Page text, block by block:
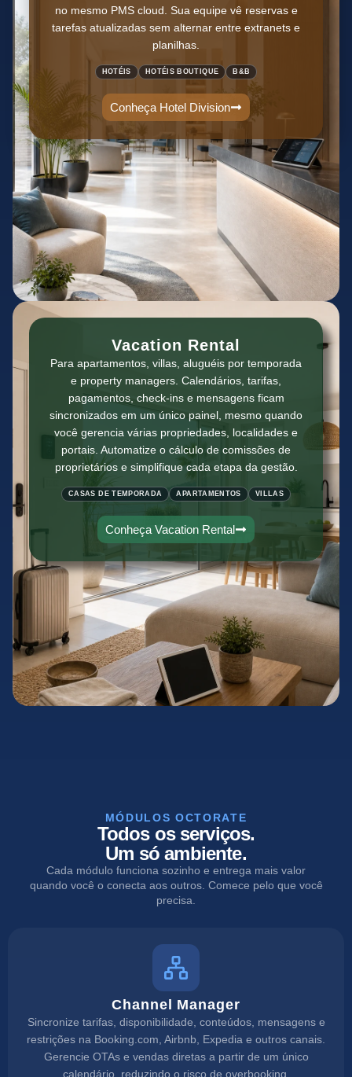
no mesmo PMS cloud. Sua equipe vê reservas e
tarefas atualizadas sem alternar entre extranets e
planilhas.
HOTÉIS HOTÉIS BOUTIQUE B&B
Conheça Hotel Division
Vacation Rental
Para apartamentos, villas, aluguéis por temporada
e property managers. Calendários, tarifas,
pagamentos, check-ins e mensagens ficam
sincronizados em um único painel, mesmo quando
você gerencia várias propriedades, localidades e
portais. Automatize o cálculo de comissões de
proprietários e simplifique cada etapa da gestão.
CASAS DE TEMPORADA APARTAMENTOS VILLAS
Conheça Vacation Rental
MÓDULOS OCTORATE
Todos os serviços.
Um só ambiente.
Cada módulo funciona sozinho e entrega mais valor
quando você o conecta aos outros. Comece pelo que você
precisa.
Channel Manager
Sincronize tarifas, disponibilidade, conteúdos, mensagens e
restrições na Booking.com, Airbnb, Expedia e outros canais.
Gerencie OTAs e vendas diretas a partir de um único
calendário, reduzindo o risco de overbooking.